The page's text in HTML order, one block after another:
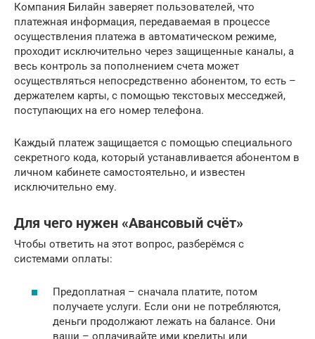
Компания Билайн заверяет пользователей, что
платежная информация, передаваемая в процессе
осуществления платежа в автоматическом режиме,
проходит исключительно через защищенные каналы, а
весь контроль за пополнением счета может
осуществляться непосредственно абонентом, то есть –
держателем карты, с помощью текстовых месседжей,
поступающих на его номер телефона.
Каждый платеж защищается с помощью специального
секретного кода, который устанавливается абонентом в
личном кабинете самостоятельно, и известен
исключительно ему.
Для чего нужен «Авансовый счёт»
Чтобы ответить на этот вопрос, разберёмся с
системами оплаты:
Предоплатная – сначала платите, потом
получаете услуги. Если они не потребляются,
деньги продолжают лежать на балансе. Они
ваши – оплачивайте ими кредиты или